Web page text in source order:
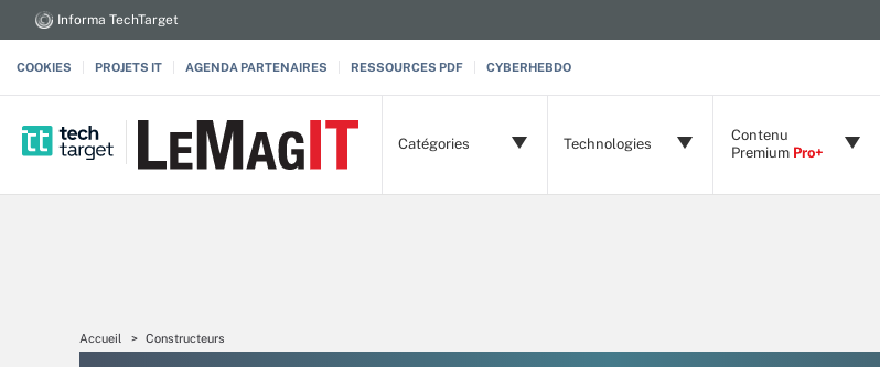
Informa TechTarget
COOKIES PROJETS IT AGENDA PARTENAIRES RESSOURCES PDF CYBERHEBDO
Catégories Technologies
Contenu
Premium Pro+
Accueil Constructeurs